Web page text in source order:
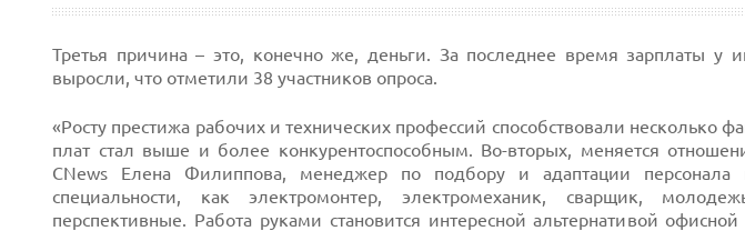
Третья причина – это, конечно же, деньги. За последнее время зарплаты у
выросли, что отметили 38 участников опроса.
«Росту престижа рабочих и технических профессий способствовали несколько
плат стал выше и более конкурентоспособным. Во-вторых, меняется
CNews Елена Филиппова, менеджер по подбору и адаптации персонала
специальности, как электромонтер, электромеханик, сварщик,
перспективные. Работа руками становится интересной альтернативой